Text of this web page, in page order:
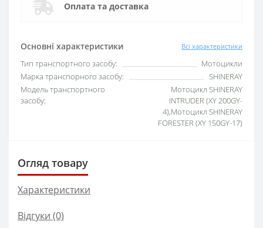
Основні характеристики Всі характеристики
Тип транспортного засобу:
Мотоцикли
Марка транспорного засобу:
SHINERAY
Модель транспортного
засобу:
Мотоцикл SHINERAY
INTRUDER (XY 200GY-
4),Мотоцикл SHINERAY
FORESTER (XY 150GY-17)
Оплата та доставка
Огляд товару
Характеристики
Відгуки (0)